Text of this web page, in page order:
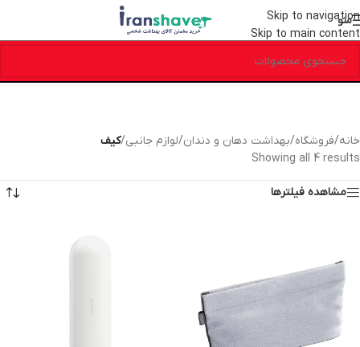
Skip to navigation
Skip to main content
منو
خانه/فروشگاه/بهداشت دهان و دندان/لوازم جانبی/کیف
Showing all 4 results
مشاهده فیلترها